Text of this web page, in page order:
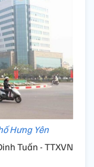
Hưng Yên
Tuấn - TTXVN